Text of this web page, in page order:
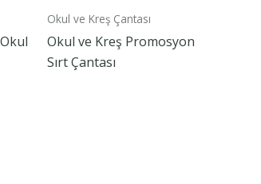
Okul ve Kreş Çantası
Okul ve Kreş Promosyon
Sırt Çantası